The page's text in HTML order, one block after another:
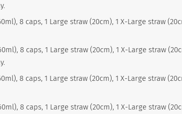
8 caps, 1 Large straw (20cm), 1 X-Large straw
8 caps, 1 Large straw (20cm), 1 X-Large straw
8 caps, 1 Large straw (20cm), 1 X-Large straw
8 caps, 1 Large straw (20cm), 1 X-Large straw